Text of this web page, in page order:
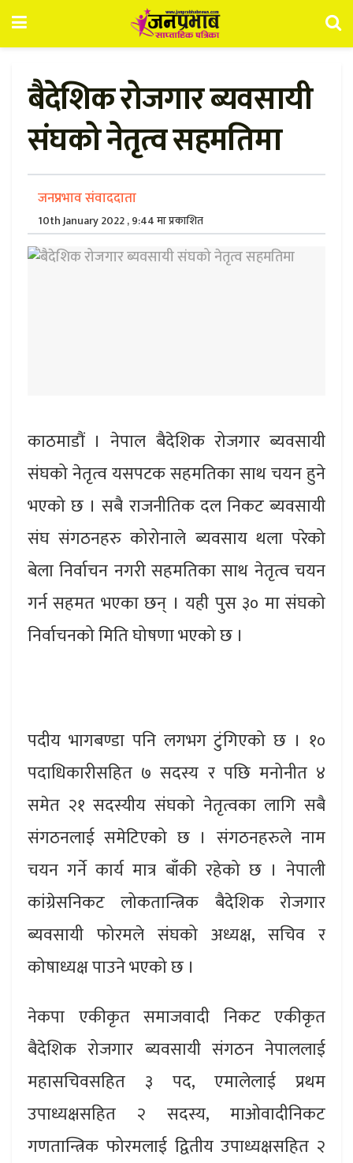
बैदेशिक रोजगार ब्यवसायी
संघको नेतृत्व सहमतिमा
जनप्रभाव संवाददाता
10th January 2022 , 9:44 मा प्रकाशित
काठमाडौं । नेपाल बैदेशिक रोजगार ब्यवसायी
संघको नेतृत्व यसपटक सहमतिका साथ चयन हुने
भएको छ । सबै राजनीतिक दल निकट ब्यवसायी
संघ संगठनहरु कोरोनाले ब्यवसाय थला परेको
बेला निर्वाचन नगरी सहमतिका साथ नेतृत्व चयन
गर्न सहमत भएका छन् । यही पुस ३० मा संघको
निर्वाचनको मिति घोषणा भएको छ ।
पदीय भागबण्डा पनि लगभग टुंगिएको छ । १०
पदाधिकारीसहित ७ सदस्य र पछि मनोनीत ४
समेत २१ सदस्यीय संघको नेतृत्वका लागि सबै
संगठनलाई समेटिएको छ । संगठनहरुले नाम
चयन गर्ने कार्य मात्र बाँकी रहेको छ । नेपाली
कांग्रेसनिकट लोकतान्त्रिक बैदेशिक रोजगार
ब्यवसायी फोरमले संघको अध्यक्ष, सचिव र
कोषाध्यक्ष पाउने भएको छ ।
नेकपा एकीकृत समाजवादी निकट एकीकृत
बैदेशिक रोजगार ब्यवसायी संगठन नेपाललाई
महासचिवसहित ३ पद, एमालेलाई प्रथम
उपाध्यक्षसहित २ सदस्य, माओवादीनिकट
गणतान्त्रिक फोरमलाई द्वितीय उपाध्यक्षसहित २